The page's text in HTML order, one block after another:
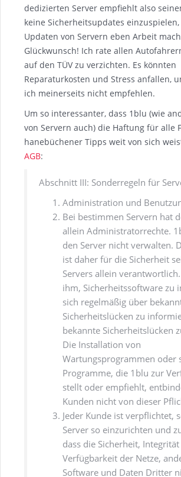
dedizierten Server empfiehlt also
keine Sicherheitsupdates
Updaten von Servern eben Arbeit
Glückwunsch! Ich rate allen
auf den TÜV zu verzichten. Es könnten
Reparaturkosten und Stress anfallen,
ich meinerseits nicht empfehlen.
Um so interessanter, dass 1blu (wie
von Servern auch) die Haftung für alle
hanebüchener Tipps weit von sich
AGB:
Abschnitt III: Sonderregeln für
Administration und
Bei bestimmen Servern hat
allein Administratorrechte.
den Server nicht verwalten.
ist daher für die Sicherheit
Servers allein
ihm, Sicherheitssoftware zu
sich regelmäßig über
Sicherheitslücken zu
bekannte Sicherheitslücken
Die Installation von
Wartungsprogrammen oder
Programme, die 1blu zur
stellt oder empfiehlt,
Kunden nicht von dieser
Jeder Kunde ist verpflichtet,
Server so einzurichten und
dass die Sicherheit,
Verfügbarkeit der Netze,
Software und Daten Dritter